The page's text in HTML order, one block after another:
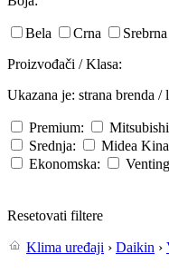
Bela Crna Srebrna
Proizvođači / Klasa:
Ukazana je: strana brenda
Premium:
Srednja:
Midea Kina
Ekonomska:
Venting
Resetovati filtere
Klima uređaji › Daikin ›